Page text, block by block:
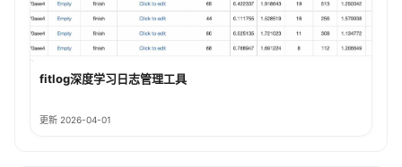
fitlog深度学习日志管理工具
更新 2026-04-01